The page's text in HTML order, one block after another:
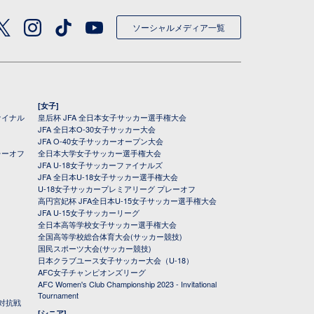
ソーシャルメディア一覧
ナル
オフ
抗戦
[女子]
皇后杯 JFA 全日本女子サッカー選手権大会
JFA 全日本O-30女子サッカー大会
JFA O-40女子サッカーオープン大会
全日本大学女子サッカー選手権大会
JFA U-18女子サッカーファイナルズ
JFA 全日本U-18女子サッカー選手権大会
U-18女子サッカープレミアリーグ プレーオフ
高円宮妃杯 JFA全日本U-15女子サッカー選手権大会
JFA U-15女子サッカーリーグ
全日本高等学校女子サッカー選手権大会
全国高等学校総合体育大会(サッカー競技)
国民スポーツ大会(サッカー競技)
日本クラブユース女子サッカー大会（U-18）
AFC女子チャンピオンズリーグ
AFC Women's Club Championship 2023 - Invitational
Tournament